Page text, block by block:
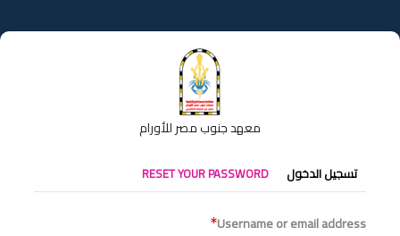
إلى
المحتوى
معهد جنوب مصر للأورام
التبويبات
الأساسية
تسجيل الدخول RESET YOUR PASSWORD
Username or email address